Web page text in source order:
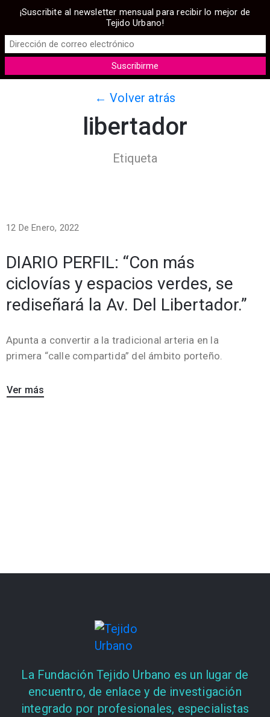
← Volver atrás
libertador
Etiqueta
12 De Enero, 2022
DIARIO PERFIL: “Con más
ciclovías y espacios verdes, se
rediseñará la Av. Del Libertador.”
Apunta a convertir a la tradicional arteria en la
primera “calle compartida” del ámbito porteño.
Ver más
La Fundación Tejido Urbano es un lugar de
encuentro, de enlace y de investigación
integrado por profesionales, especialistas
¡Suscribite al newsletter mensual para recibir lo mejor de
Tejido Urbano!